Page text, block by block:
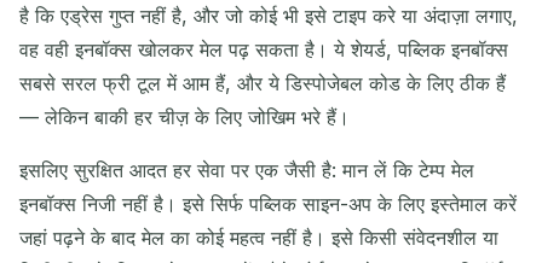
है कि एड्रेस गुप्त नहीं है, और जो कोई भी इसे टाइप करे या अंदाज़ा लगाए,
वह वही इनबॉक्स खोलकर मेल पढ़ सकता है। ये शेयर्ड, पब्लिक इनबॉक्स
सबसे सरल फ्री टूल में आम हैं, और ये डिस्पोजेबल कोड के लिए ठीक हैं
— लेकिन बाकी हर चीज़ के लिए जोखिम भरे हैं।
इसलिए सुरक्षित आदत हर सेवा पर एक जैसी है: मान लें कि टेम्प मेल
इनबॉक्स निजी नहीं है। इसे सिर्फ पब्लिक साइन-अप के लिए इस्तेमाल करें
जहां पढ़ने के बाद मेल का कोई महत्व नहीं है। इसे किसी संवेदनशील या